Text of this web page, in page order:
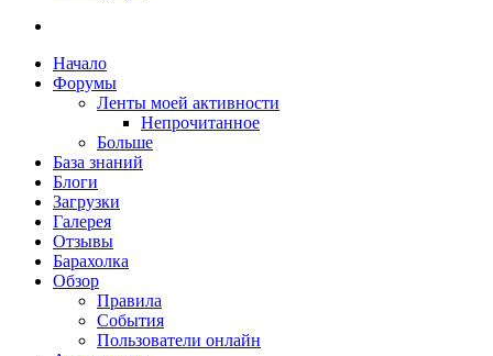
Начало
Форумы
Ленты моей активности
Непрочитанное
Больше
База знаний
Блоги
Загрузки
Галерея
Отзывы
Барахолка
Обзор
Правила
События
Пользователи онлайн